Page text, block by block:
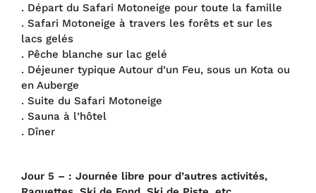
. Départ du Safari Motoneige pour toute la famille
. Safari Motoneige à travers les forêts et sur les
lacs gelés
. Pêche blanche sur lac gelé
. Déjeuner typique Autour d’un Feu, sous un Kota ou
en Auberge
. Suite du Safari Motoneige
. Sauna à l’hôtel
. Dîner
Jour 5 – : Journée libre pour d’autres activités,